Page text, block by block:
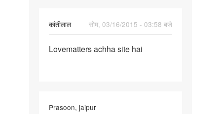
कांतीलाल
सोम, 03/16/2015 - 03:58 बजे
Lovematters
Lovematters achha site hai
Prasoon, jaipur